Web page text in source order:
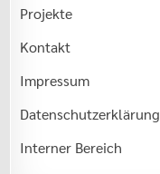
Projekte
Kontakt
Impressum
Datenschutzerklärung
Interner Bereich